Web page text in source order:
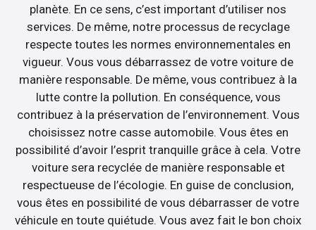
planète. En ce sens, c’est important d’utiliser nos
services. De même, notre processus de recyclage
respecte toutes les normes environnementales en
vigueur. Vous vous débarrassez de votre voiture de
manière responsable. De même, vous contribuez à la
lutte contre la pollution. En conséquence, vous
contribuez à la préservation de l’environnement. Vous
choisissez notre casse automobile. Vous êtes en
possibilité d’avoir l’esprit tranquille grâce à cela. Votre
voiture sera recyclée de manière responsable et
respectueuse de l’écologie. En guise de conclusion,
vous êtes en possibilité de vous débarrasser de votre
véhicule en toute quiétude. Vous avez fait le bon choix